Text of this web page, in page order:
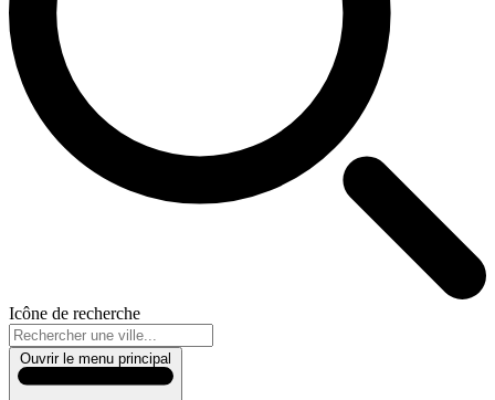
Icône de recherche
Ouvrir le menu principal